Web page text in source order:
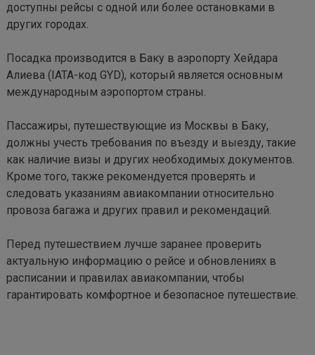
доступны рейсы с одной или более остановками в
других городах.
Посадка производится в Баку в аэропорту Хейдара
Алиева (IATA-код GYD), который является основным
международным аэропортом страны.
Пассажиры, путешествующие из Москвы в Баку,
должны учесть требования по въезду и выезду, такие
как наличие визы и других необходимых документов.
Кроме того, также рекомендуется проверять и
следовать указаниям авиакомпании относительно
провоза багажа и других правил и рекомендаций.
Перед путешествием лучше заранее проверить
актуальную информацию о рейсе и обновлениях в
расписании и правилах авиакомпании, чтобы
гарантировать комфортное и безопасное путешествие.